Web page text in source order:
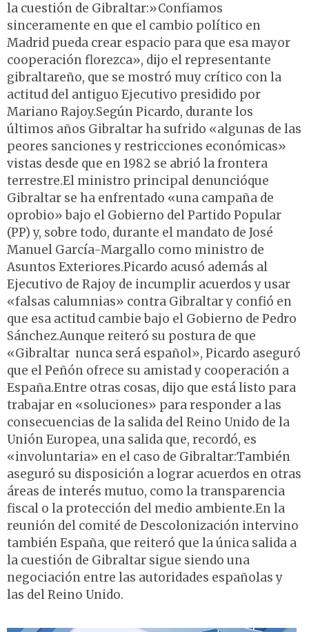
la cuestión de Gibraltar:»Confiamos
sinceramente en que el cambio político en
Madrid pueda crear espacio para que esa mayor
cooperación florezca», dijo el representante
gibraltareño, que se mostró muy crítico con la
actitud del antiguo Ejecutivo presidido por
Mariano Rajoy.Según Picardo, durante los
últimos años Gibraltar ha sufrido «algunas de las
peores sanciones y restricciones económicas»
vistas desde que en 1982 se abrió la frontera
terrestre.El ministro principal denuncióque
Gibraltar se ha enfrentado «una campaña de
oprobio» bajo el Gobierno del Partido Popular
(PP) y, sobre todo, durante el mandato de José
Manuel García-Margallo como ministro de
Asuntos Exteriores.Picardo acusó además al
Ejecutivo de Rajoy de incumplir acuerdos y usar
«falsas calumnias» contra Gibraltar y confió en
que esa actitud cambie bajo el Gobierno de Pedro
Sánchez.Aunque reiteró su postura de que
«Gibraltar nunca será español», Picardo aseguró
que el Peñón ofrece su amistad y cooperación a
España.Entre otras cosas, dijo que está listo para
trabajar en «soluciones» para responder a las
consecuencias de la salida del Reino Unido de la
Unión Europea, una salida que, recordó, es
«involuntaria» en el caso de Gibraltar:También
aseguró su disposición a lograr acuerdos en otras
áreas de interés mutuo, como la transparencia
fiscal o la protección del medio ambiente.En la
reunión del comité de Descolonización intervino
también España, que reiteró que la única salida a
la cuestión de Gibraltar sigue siendo una
negociación entre las autoridades españolas y
las del Reino Unido.